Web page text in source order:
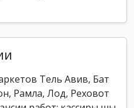
Тель Авив, Бат
Рамла, Лод, Реховот